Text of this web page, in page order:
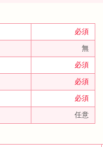
必須
無
必須
必須
必須
任意